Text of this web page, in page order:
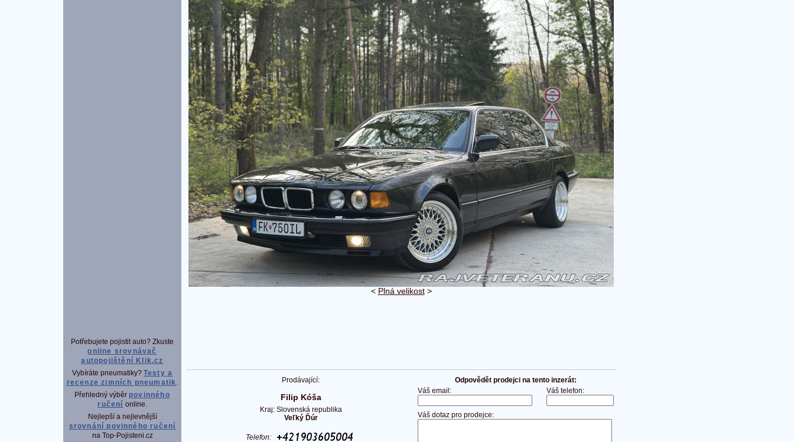
Potřebujete pojistit auto? Zkuste
online srovnávač
autopojištění Klik.cz
Vybíráte pneumatiky? Testy a
recenze zimních pneumatik .
Přehledný výběr povinného
ručení online.
Nejlepší a nejlevnější
srovnání povinného ručení
na Top-Pojisteni.cz
< Plná velikost>
Prodávající:
Filip Kóša
Kraj: Slovenská republika
Veľký Ďúr
Telefon:
Odpovědět prodejci na tento inzerát:
Váš email:
Váš telefon:
Váš dotaz pro prodejce: